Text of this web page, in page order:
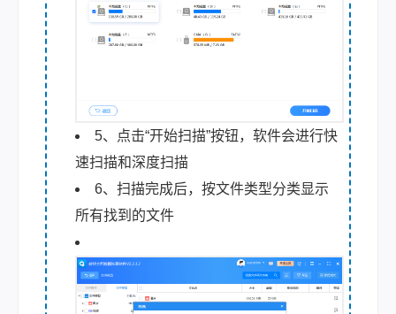
5、点击“开始扫描”按钮，软件会进行快
速扫描和深度扫描
6、扫描完成后，按文件类型分类显示
所有找到的文件